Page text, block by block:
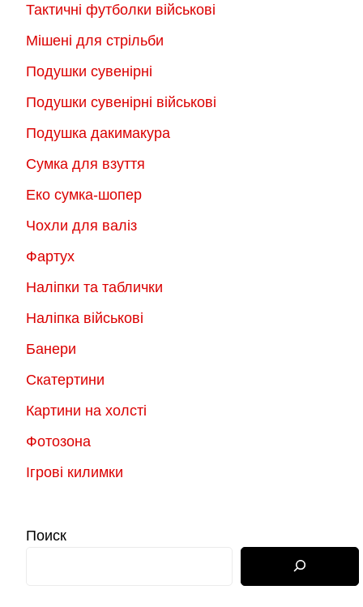
Тактичні футболки військові
Мішені для стрільби
Подушки сувенірні
Подушки сувенірні військові
Подушка дакимакура
Сумка для взуття
Еко сумка-шопер
Чохли для валіз
Фартух
Наліпки та таблички
Наліпка військові
Банери
Скатертини
Картини на холсті
Фотозона
Ігрові килимки
Поиск